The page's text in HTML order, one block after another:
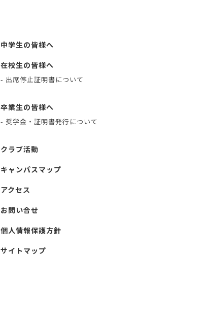
中学生の皆様へ
在校生の皆様へ
- 出席停止証明書について
卒業生の皆様へ
- 奨学金・証明書発行について
クラブ活動
キャンパスマップ
アクセス
お問い合せ
個人情報保護方針
サイトマップ